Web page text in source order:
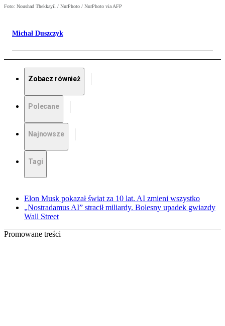
Foto: Noushad Thekkayil / NurPhoto / NurPhoto via AFP
Michał Duszczyk
Zobacz również
Polecane
Najnowsze
Tagi
Elon Musk pokazał świat za 10 lat. AI zmieni wszystko
„Nostradamus AI” stracił miliardy. Bolesny upadek gwiazdy
Wall Street
Promowane treści